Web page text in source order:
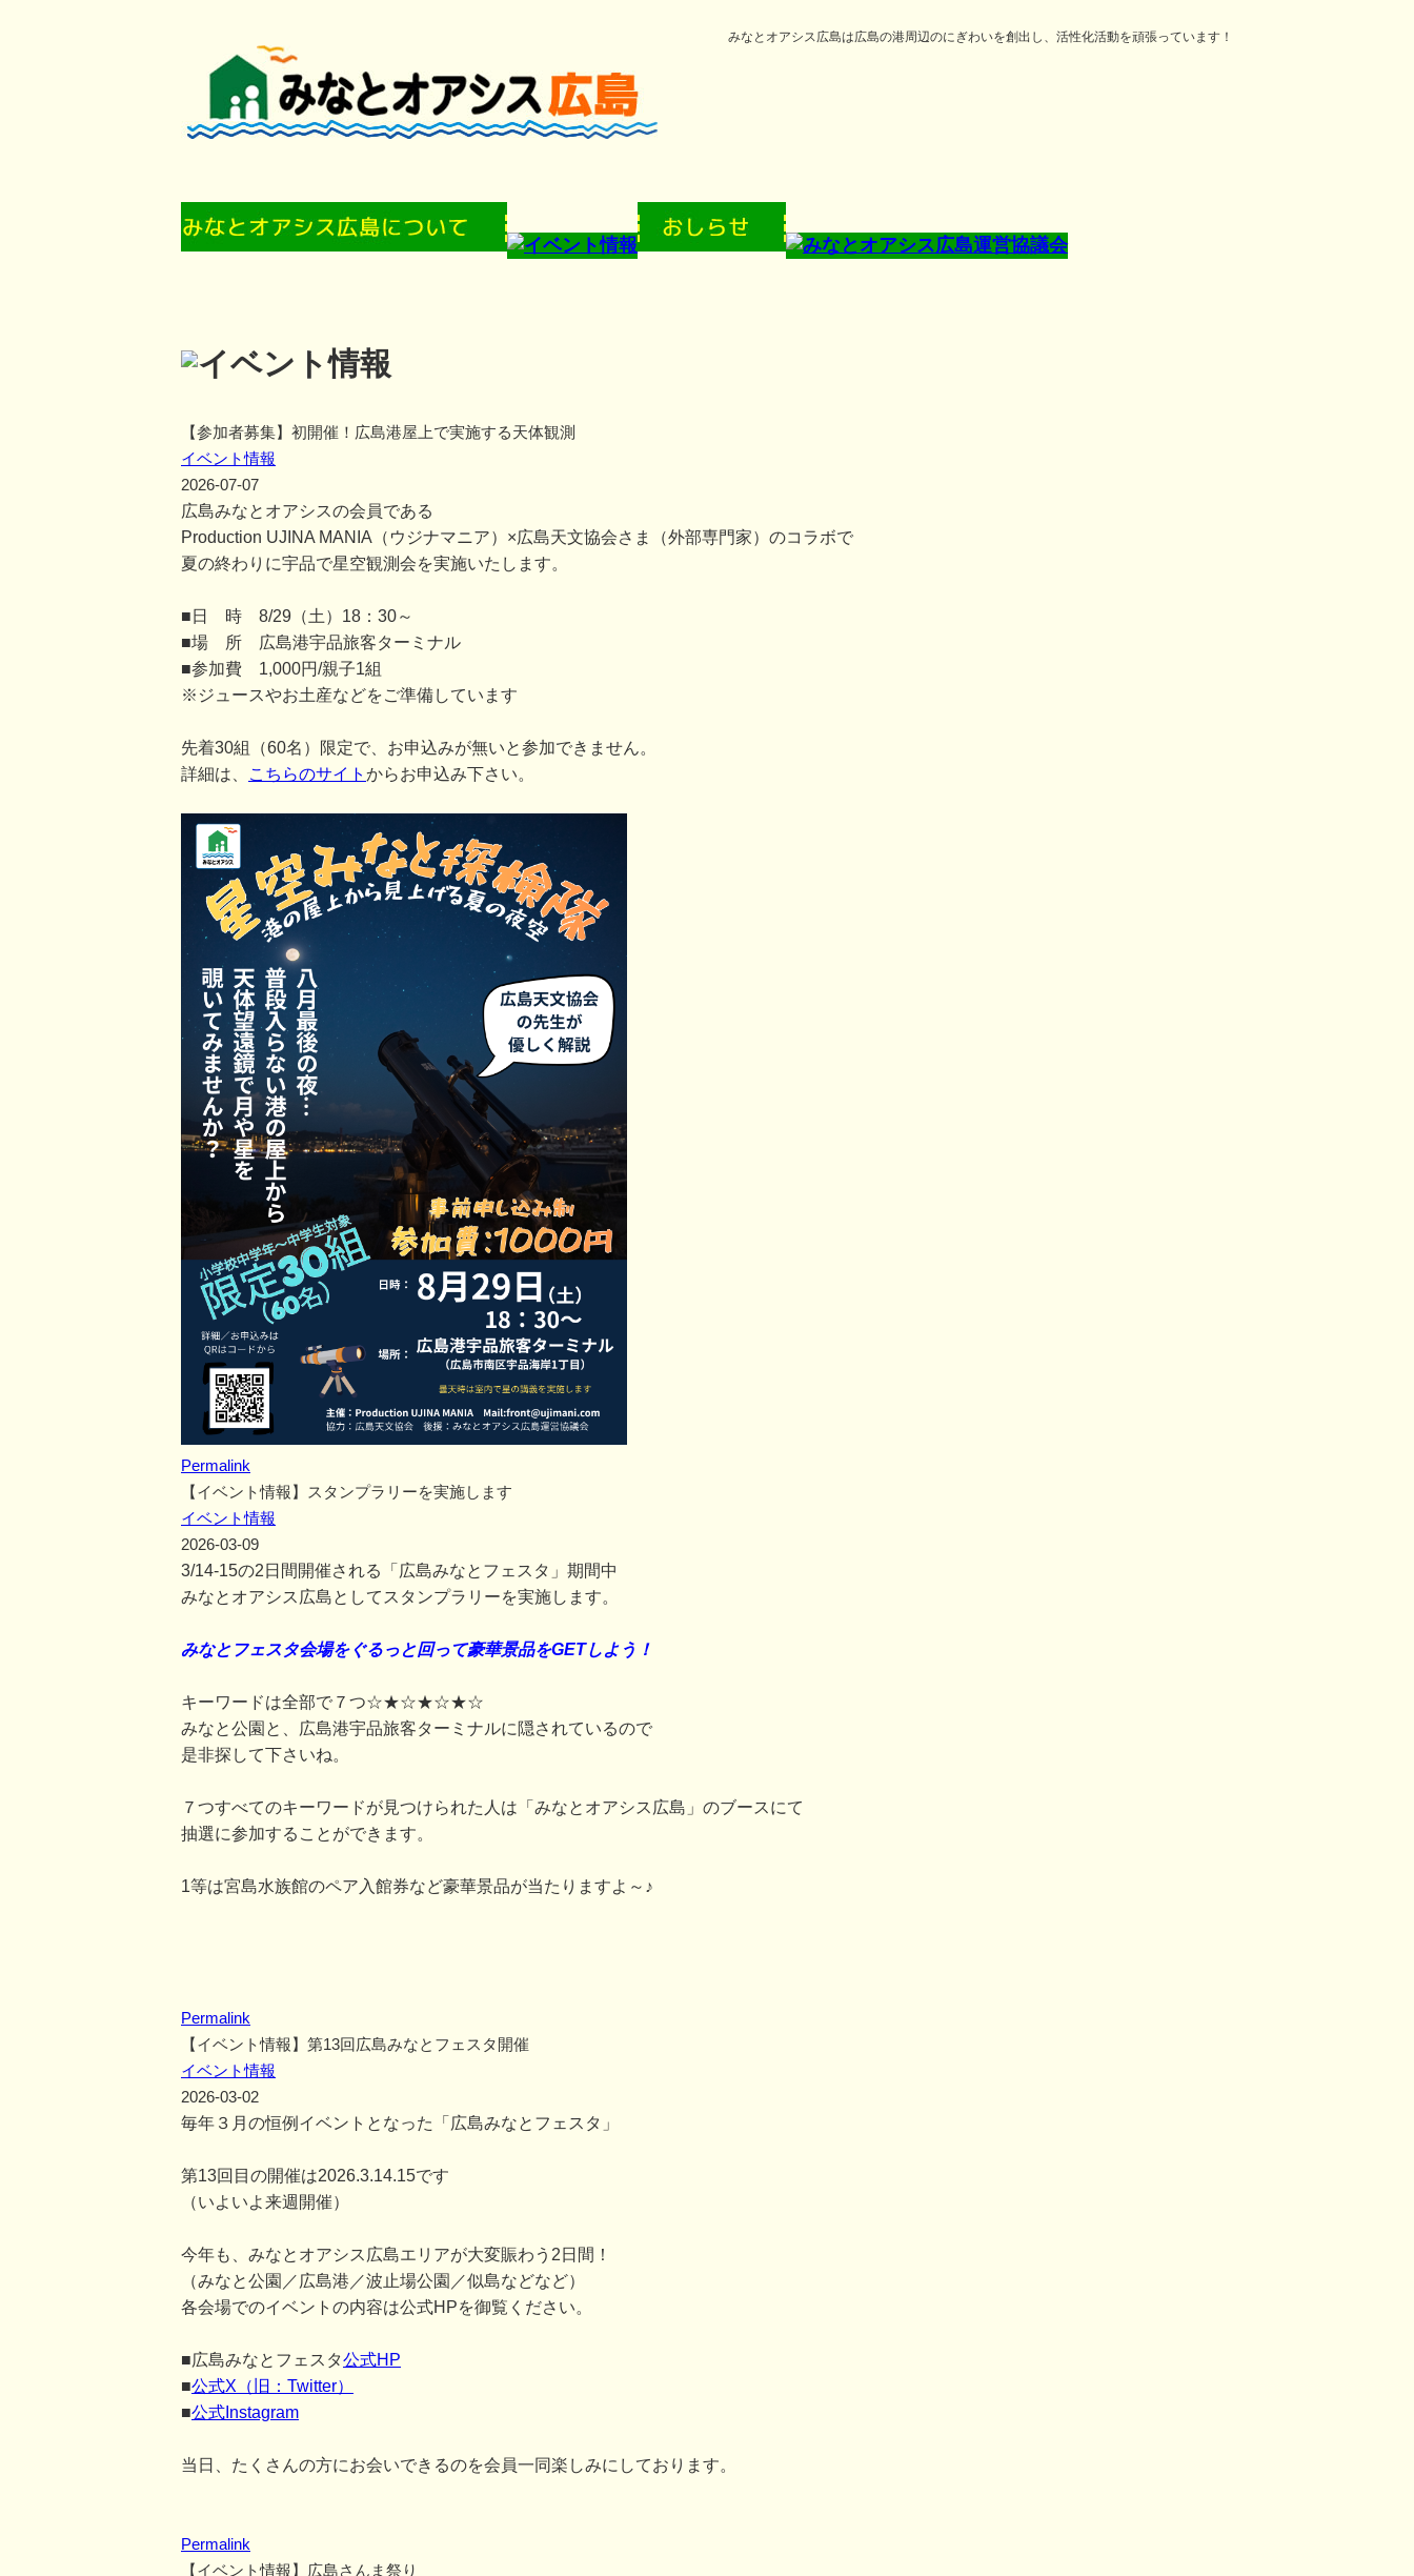
みなとオアシス広島は広島の港周辺のにぎわいを創出し、活性化活動を頑張っています！
【参加者募集】初開催！広島港屋上で実施する天体観測
イベント情報
2026-07-07
広島みなとオアシスの会員である
Production UJINA MANIA（ウジナマニア）×広島天文協会さま（外部専門家）のコラボで
夏の終わりに宇品で星空観測会を実施いたします。
■日 時 8/29（土）18：30～
■場 所 広島港宇品旅客ターミナル
■参加費 1,000円/親子1組
※ジュースやお土産などをご準備しています
先着30組（60名）限定で、お申込みが無いと参加できません。
詳細は、
こちらのサイト からお申込み下さい。
Permalink
【イベント情報】スタンプラリーを実施します
イベント情報
2026-03-09
3/14-15の2日間開催される「広島みなとフェスタ」期間中
みなとオアシス広島としてスタンプラリーを実施します。
みなとフェスタ会場をぐるっと回って豪華景品をGETしよう！
キーワードは全部で７つ☆★☆★☆★☆
みなと公園と、広島港宇品旅客ターミナルに隠されているので
是非探して下さいね。
７つすべてのキーワードが見つけられた人は「みなとオアシス広島」のブースにて
抽選に参加することができます。
1等は宮島水族館のペア入館券など豪華景品が当たりますよ～♪
Permalink
【イベント情報】第13回広島みなとフェスタ開催
イベント情報
2026-03-02
毎年３月の恒例イベントとなった「広島みなとフェスタ」
第13回目の開催は2026.3.14.15です
（いよいよ来週開催）
今年も、みなとオアシス広島エリアが大変賑わう2日間！
（みなと公園／広島港／波止場公園／似島などなど）
各会場でのイベントの内容は公式HPを御覧ください。
■広島みなとフェスタ公式HP
■公式X（旧：Twitter）
■公式Instagram
当日、たくさんの方にお会いできるのを会員一同楽しみにしております。
Permalink
【イベント情報】広島さんま祭り